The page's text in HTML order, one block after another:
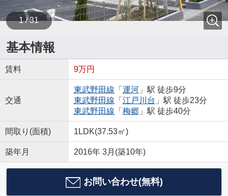
1 / 31
基本情報
賃料 9万円
交通
東武野田線 「 運河」駅 徒歩9分
東武野田線 「 江戸川台 」駅 徒歩23分
東武野田線 「 梅郷」駅 徒歩40分
間取り(面積) 1LDK(37.53㎡)
築年月 2016年 3月(築10年)
お問い合わせ(無料)